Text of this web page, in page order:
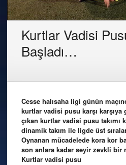
Kurtlar Vadisi
Başladı…
Cesse halısaha ligi günün
kurtlar vadisi pusu karşı
çıkan kurtlar vadisi pusu
dinamik takım ile ligde üst
Oynanan mücadelede kora kor
son anlara kadar seyir zevkli bir
Kurtlar vadisi pusu